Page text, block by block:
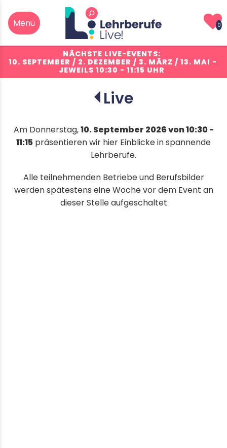
0
NÄCHSTE LIVE-EVENTS:
10. SEPTEMBER / 2. DEZEMBER / 3. MÄRZ / 13. MAI -
JEWEILS 10:30 - 11:15 UHR
Live
Am Donnerstag,10. September 2026 von 10:30 -
11:15 präsentieren wir hier Einblicke in spannende
Lehrberufe.
Alle teilnehmenden Betriebe und Berufsbilder
werden spätestens eine Woche vor dem Event an
dieser Stelle aufgeschaltet
info